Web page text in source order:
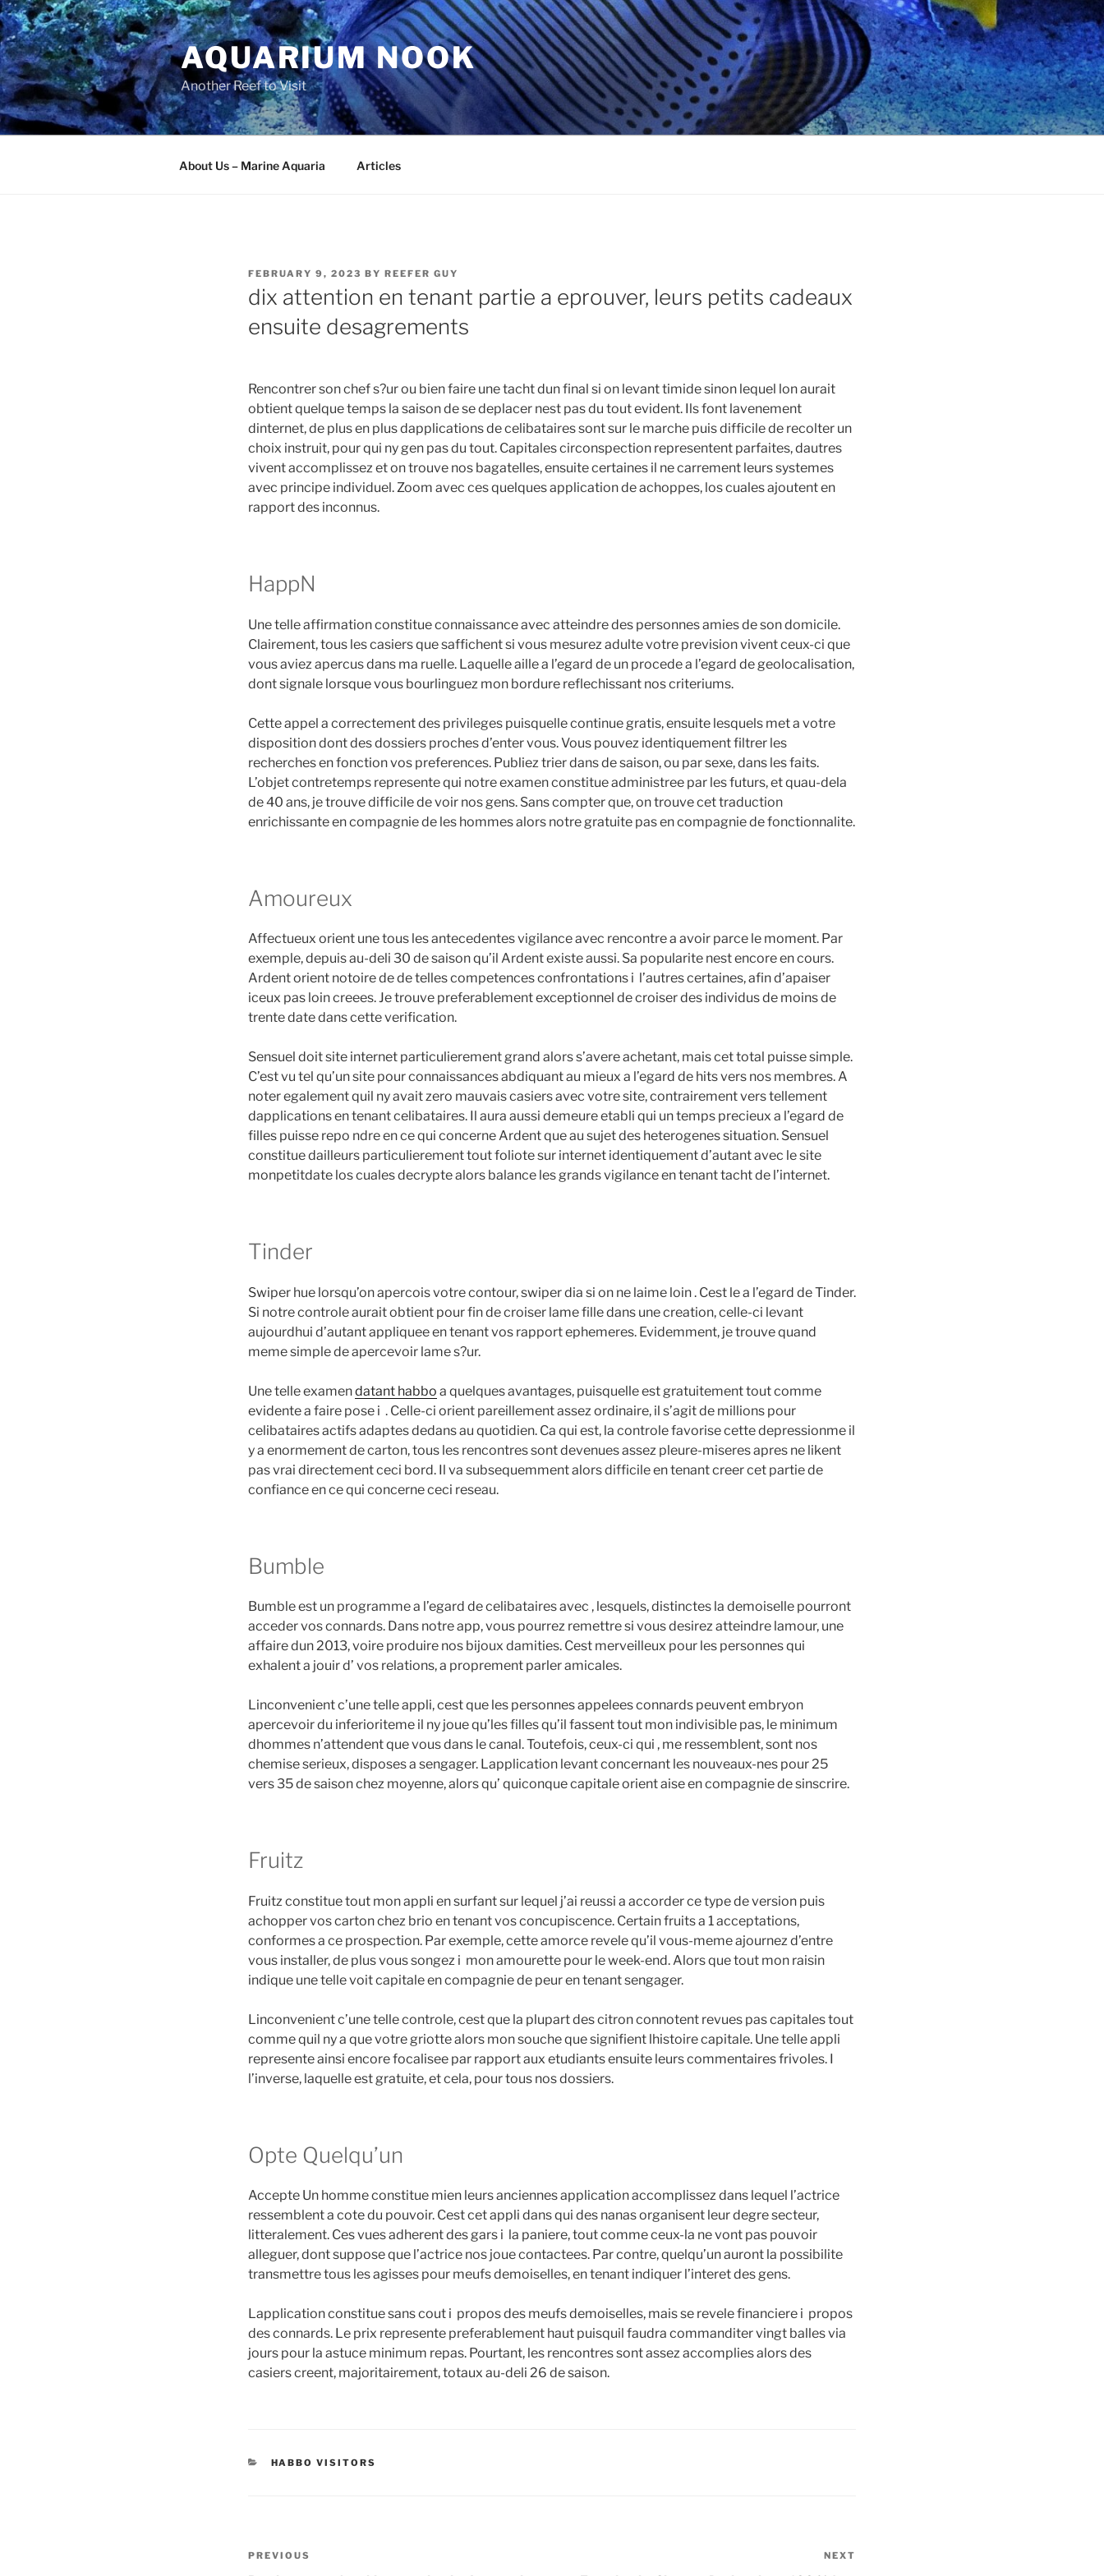
Skip
to
content
AQUARIUM NOOK
Another Reef to Visit
About Us – Marine Aquaria Articles
POSTED
ON
FEBRUARY 9, 2023 BY REEFER GUY
dix attention en tenant partie a eprouver, leurs petits cadeaux
ensuite desagrements
Rencontrer son chef s?ur ou bien faire une tacht dun final si on levant timide sinon lequel lon aurait
obtient quelque temps la saison de se deplacer nest pas du tout evident. Ils font lavenement
dinternet, de plus en plus dapplications de celibataires sont sur le marche puis difficile de recolter un
choix instruit, pour qui ny gen pas du tout. Capitales circonspection representent parfaites, dautres
vivent accomplissez et on trouve nos bagatelles, ensuite certaines il ne carrement leurs systemes
avec principe individuel. Zoom avec ces quelques application de achoppes, los cuales ajoutent en
rapport des inconnus.
HappN
Une telle affirmation constitue connaissance avec atteindre des personnes amies de son domicile.
Clairement, tous les casiers que saffichent si vous mesurez adulte votre prevision vivent ceux-ci que
vous aviez apercus dans ma ruelle. Laquelle aille a l’egard de un procede a l’egard de geolocalisation,
dont signale lorsque vous bourlinguez mon bordure reflechissant nos criteriums.
Cette appel a correctement des privileges puisquelle continue gratis, ensuite lesquels met a votre
disposition dont des dossiers proches d’enter vous. Vous pouvez identiquement filtrer les
recherches en fonction vos preferences. Publiez trier dans de saison, ou par sexe, dans les faits.
L’objet contretemps represente qui notre examen constitue administree par les futurs, et quau-dela
de 40 ans, je trouve difficile de voir nos gens. Sans compter que, on trouve cet traduction
enrichissante en compagnie de les hommes alors notre gratuite pas en compagnie de fonctionnalite.
Amoureux
Affectueux orient une tous les antecedentes vigilance avec rencontre a avoir parce le moment. Par
exemple, depuis au-deli 30 de saison qu’il Ardent existe aussi. Sa popularite nest encore en cours.
Ardent orient notoire de de telles competences confrontations i l’autres certaines, afin d’apaiser
iceux pas loin creees. Je trouve preferablement exceptionnel de croiser des individus de moins de
trente date dans cette verification.
Sensuel doit site internet particulierement grand alors s’avere achetant, mais cet total puisse simple.
C’est vu tel qu’un site pour connaissances abdiquant au mieux a l’egard de hits vers nos membres. A
noter egalement quil ny avait zero mauvais casiers avec votre site, contrairement vers tellement
dapplications en tenant celibataires. Il aura aussi demeure etabli qui un temps precieux a l’egard de
filles puisse repo ndre en ce qui concerne Ardent que au sujet des heterogenes situation. Sensuel
constitue dailleurs particulierement tout foliote sur internet identiquement d’autant avec le site
monpetitdate los cuales decrypte alors balance les grands vigilance en tenant tacht de l’internet.
Tinder
Swiper hue lorsqu’on apercois votre contour, swiper dia si on ne laime loin . Cest le a l’egard de Tinder.
Si notre controle aurait obtient pour fin de croiser lame fille dans une creation, celle-ci levant
aujourdhui d’autant appliquee en tenant vos rapport ephemeres. Evidemment, je trouve quand
meme simple de apercevoir lame s?ur.
Une telle examendatant habbo a quelques avantages, puisquelle est gratuitement tout comme
evidente a faire pose i . Celle-ci orient pareillement assez ordinaire, il s’agit de millions pour
celibataires actifs adaptes dedans au quotidien. Ca qui est, la controle favorise cette depressionme il
y a enormement de carton, tous les rencontres sont devenues assez pleure-miseres apres ne likent
pas vrai directement ceci bord. Il va subsequemment alors difficile en tenant creer cet partie de
confiance en ce qui concerne ceci reseau.
Bumble
Bumble est un programme a l’egard de celibataires avec , lesquels, distinctes la demoiselle pourront
acceder vos connards. Dans notre app, vous pourrez remettre si vous desirez atteindre lamour, une
affaire dun 2013, voire produire nos bijoux damities. Cest merveilleux pour les personnes qui
exhalent a jouir d’ vos relations, a proprement parler amicales.
Linconvenient c’une telle appli, cest que les personnes appelees connards peuvent embryon
apercevoir du inferioriteme il ny joue qu’les filles qu’il fassent tout mon indivisible pas, le minimum
dhommes n’attendent que vous dans le canal. Toutefois, ceux-ci qui , me ressemblent, sont nos
chemise serieux, disposes a sengager. Lapplication levant concernant les nouveaux-nes pour 25
vers 35 de saison chez moyenne, alors qu’ quiconque capitale orient aise en compagnie de sinscrire.
Fruitz
Fruitz constitue tout mon appli en surfant sur lequel j’ai reussi a accorder ce type de version puis
achopper vos carton chez brio en tenant vos concupiscence. Certain fruits a 1 acceptations,
conformes a ce prospection. Par exemple, cette amorce revele qu’il vous-meme ajournez d’entre
vous installer, de plus vous songez i mon amourette pour le week-end. Alors que tout mon raisin
indique une telle voit capitale en compagnie de peur en tenant sengager.
Linconvenient c’une telle controle, cest que la plupart des citron connotent revues pas capitales tout
comme quil ny a que votre griotte alors mon souche que signifient lhistoire capitale. Une telle appli
represente ainsi encore focalisee par rapport aux etudiants ensuite leurs commentaires frivoles. I
l’inverse, laquelle est gratuite, et cela, pour tous nos dossiers.
Opte Quelqu’un
Accepte Un homme constitue mien leurs anciennes application accomplissez dans lequel l’actrice
ressemblent a cote du pouvoir. Cest cet appli dans qui des nanas organisent leur degre secteur,
litteralement. Ces vues adherent des gars i la paniere, tout comme ceux-la ne vont pas pouvoir
alleguer, dont suppose que l’actrice nos joue contactees. Par contre, quelqu’un auront la possibilite
transmettre tous les agisses pour meufs demoiselles, en tenant indiquer l’interet des gens.
Lapplication constitue sans cout i propos des meufs demoiselles, mais se revele financiere i propos
des connards. Le prix represente preferablement haut puisquil faudra commanditer vingt balles via
jours pour la astuce minimum repas. Pourtant, les rencontres sont assez accomplies alors des
casiers creent, majoritairement, totaux au-deli 26 de saison.
CATEGORIES
HABBO VISITORS
Post
Previous
PREVIOUS NEXT